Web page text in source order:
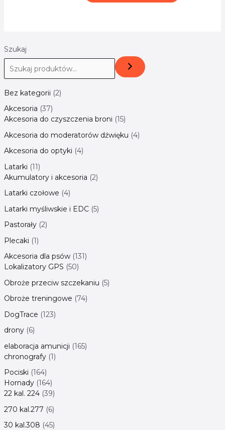
Szukaj
Bez kategorii 2
Akcesoria 37
Akcesoria do czyszczenia broni 15
Akcesoria do moderatorów dźwięku 4
Akcesoria do optyki 4
Latarki 11
Akumulatory i akcesoria 2
Latarki czołowe 4
Latarki myśliwskie i EDC 5
Pastorały 2
Plecaki 1
Akcesoria dla psów 131
Lokalizatory GPS 50
Obroże przeciw szczekaniu 5
Obroże treningowe 74
DogTrace 123
drony 6
elaboracja amunicji 165
chronografy 1
Pociski 164
Hornady 164
22 kal. 224 39
270 kal.277 6
30 kal.308 45